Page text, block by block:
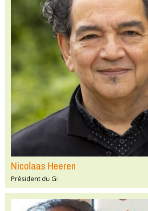
Nicolaas Heeren
Président du Gi